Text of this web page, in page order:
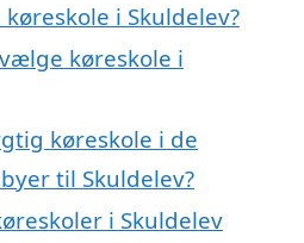
i Skuldelev?
køreskole i
køreskole i de
til Skuldelev?
i Skuldelev